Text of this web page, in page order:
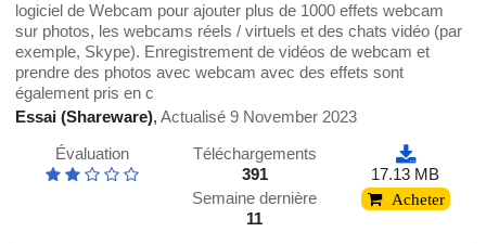
logiciel de Webcam pour ajouter plus de 1000 effets webcam
sur photos, les webcams réels / virtuels et des chats vidéo (par
exemple, Skype). Enregistrement de vidéos de webcam et
prendre des photos avec webcam avec des effets sont
également pris en c
Essai (Shareware),Actualisé 9 November 2023
Évaluation
Téléchargements
391
Semaine dernière
11
17.13 MB
Acheter